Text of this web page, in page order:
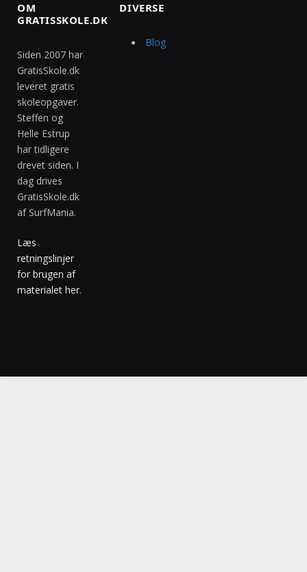
OM
GRATISSKOLE.DK
Siden 2007 har
GratisSkole.dk
leveret gratis
skoleopgaver.
Steffen og
Helle Estrup
har tidligere
drevet siden. I
dag drives
GratisSkole.dk
af SurfMania.
Læs
retningslinjer
for brugen af
materialet her.
DIVERSE
Blog